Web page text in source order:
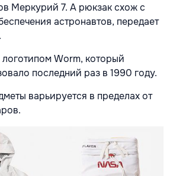
Меркурий 7. А рюкзак схож с
астронавтов, передает
.
Worm, который
последний раз в 1990 году.
варьируется в пределах от